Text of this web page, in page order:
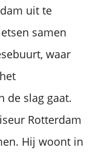
uit te
samen
waar
de slag gaat.
Rotterdam
Hij woont in